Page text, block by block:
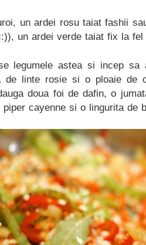
un ardei rosu taiat fashii
un ardei verde taiat fix la
legumele astea si incep
de linte rosie si o ploaie de
doua foi de dafin, o
cayenne si o lingurita de